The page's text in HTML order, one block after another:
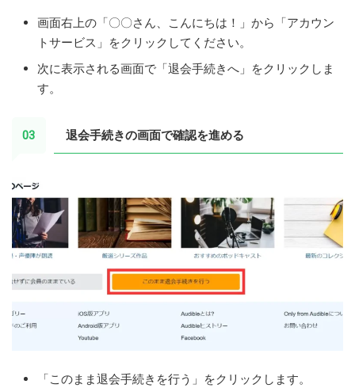
画面右上の「〇〇さん、こんにちは！」から「アカウン
トサービス」をクリックしてください。
次に表示される画面で「退会手続きへ」をクリックしま
す。
退会手続きの画面で確認を進める
「このまま退会手続きを行う」をクリックします。